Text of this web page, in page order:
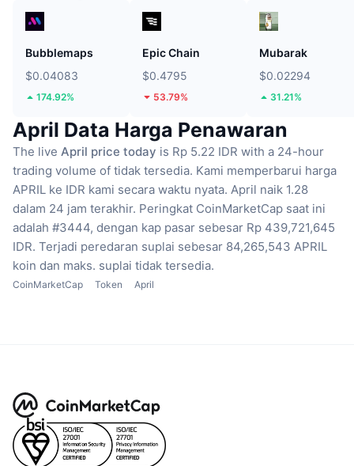
Bubblemaps
$0.04083
174.92%
Epic Chain
$0.4795
53.79%
Mubarak
$0.02294
31.21%
April Data Harga Penawaran
The live April price today is Rp 5.22 IDR with a 24-hour
trading volume of tidak tersedia. Kami memperbarui harga
APRIL ke IDR kami secara waktu nyata. April naik 1.28
dalam 24 jam terakhir. Peringkat CoinMarketCap saat ini
adalah #3444, dengan kap pasar sebesar Rp 439,721,645
IDR. Terjadi peredaran suplai sebesar 84,265,543 APRIL
koin dan maks. suplai tidak tersedia.
CoinMarketCap Token April